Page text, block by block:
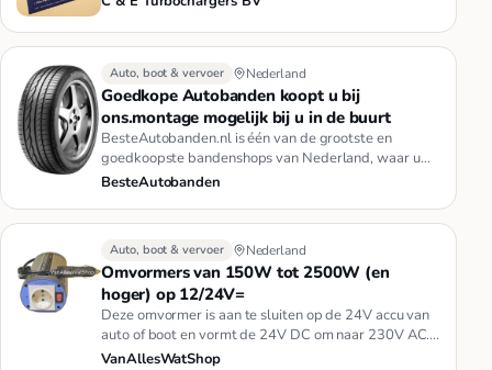
Auto, boot & vervoer Nederland
Goedkope Autobanden koopt u bij
ons.montage mogelijk bij u in de buurt
BesteAutobanden.nl is één van de grootste en
goedkoopste bandenshops van Nederland, waar u
tegen zeer scherpe prijzen uw…
BesteAutobanden
Auto, boot & vervoer Nederland
Omvormers van 150W tot 2500W (en
hoger) op 12/24V=
Deze omvormer is aan te sluiten op de 24V accu van
auto of boot en vormt de 24V DC om naar 230V AC.
Op deze manier is ov…
VanAllesWatShop